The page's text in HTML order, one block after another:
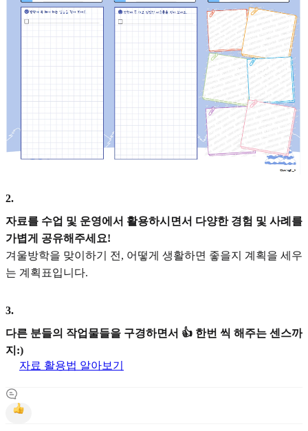
2.
자료를 수업 및 운영에서 활용하시면서 다양한 경험 및 사례를
가볍게 공유해주세요!
겨울방학을 맞이하기 전, 어떻게 생활하면 좋을지 계획을 세우
는 계획표입니다.
3.
다른 분들의 작업물들을 구경하면서 👍 한번 씩 해주는 센스까
지:)
자료 활용법 알아보기